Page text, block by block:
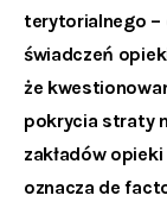
terytorialnego –
świadczeń
że
pokrycia straty
zakładów
oznacza de